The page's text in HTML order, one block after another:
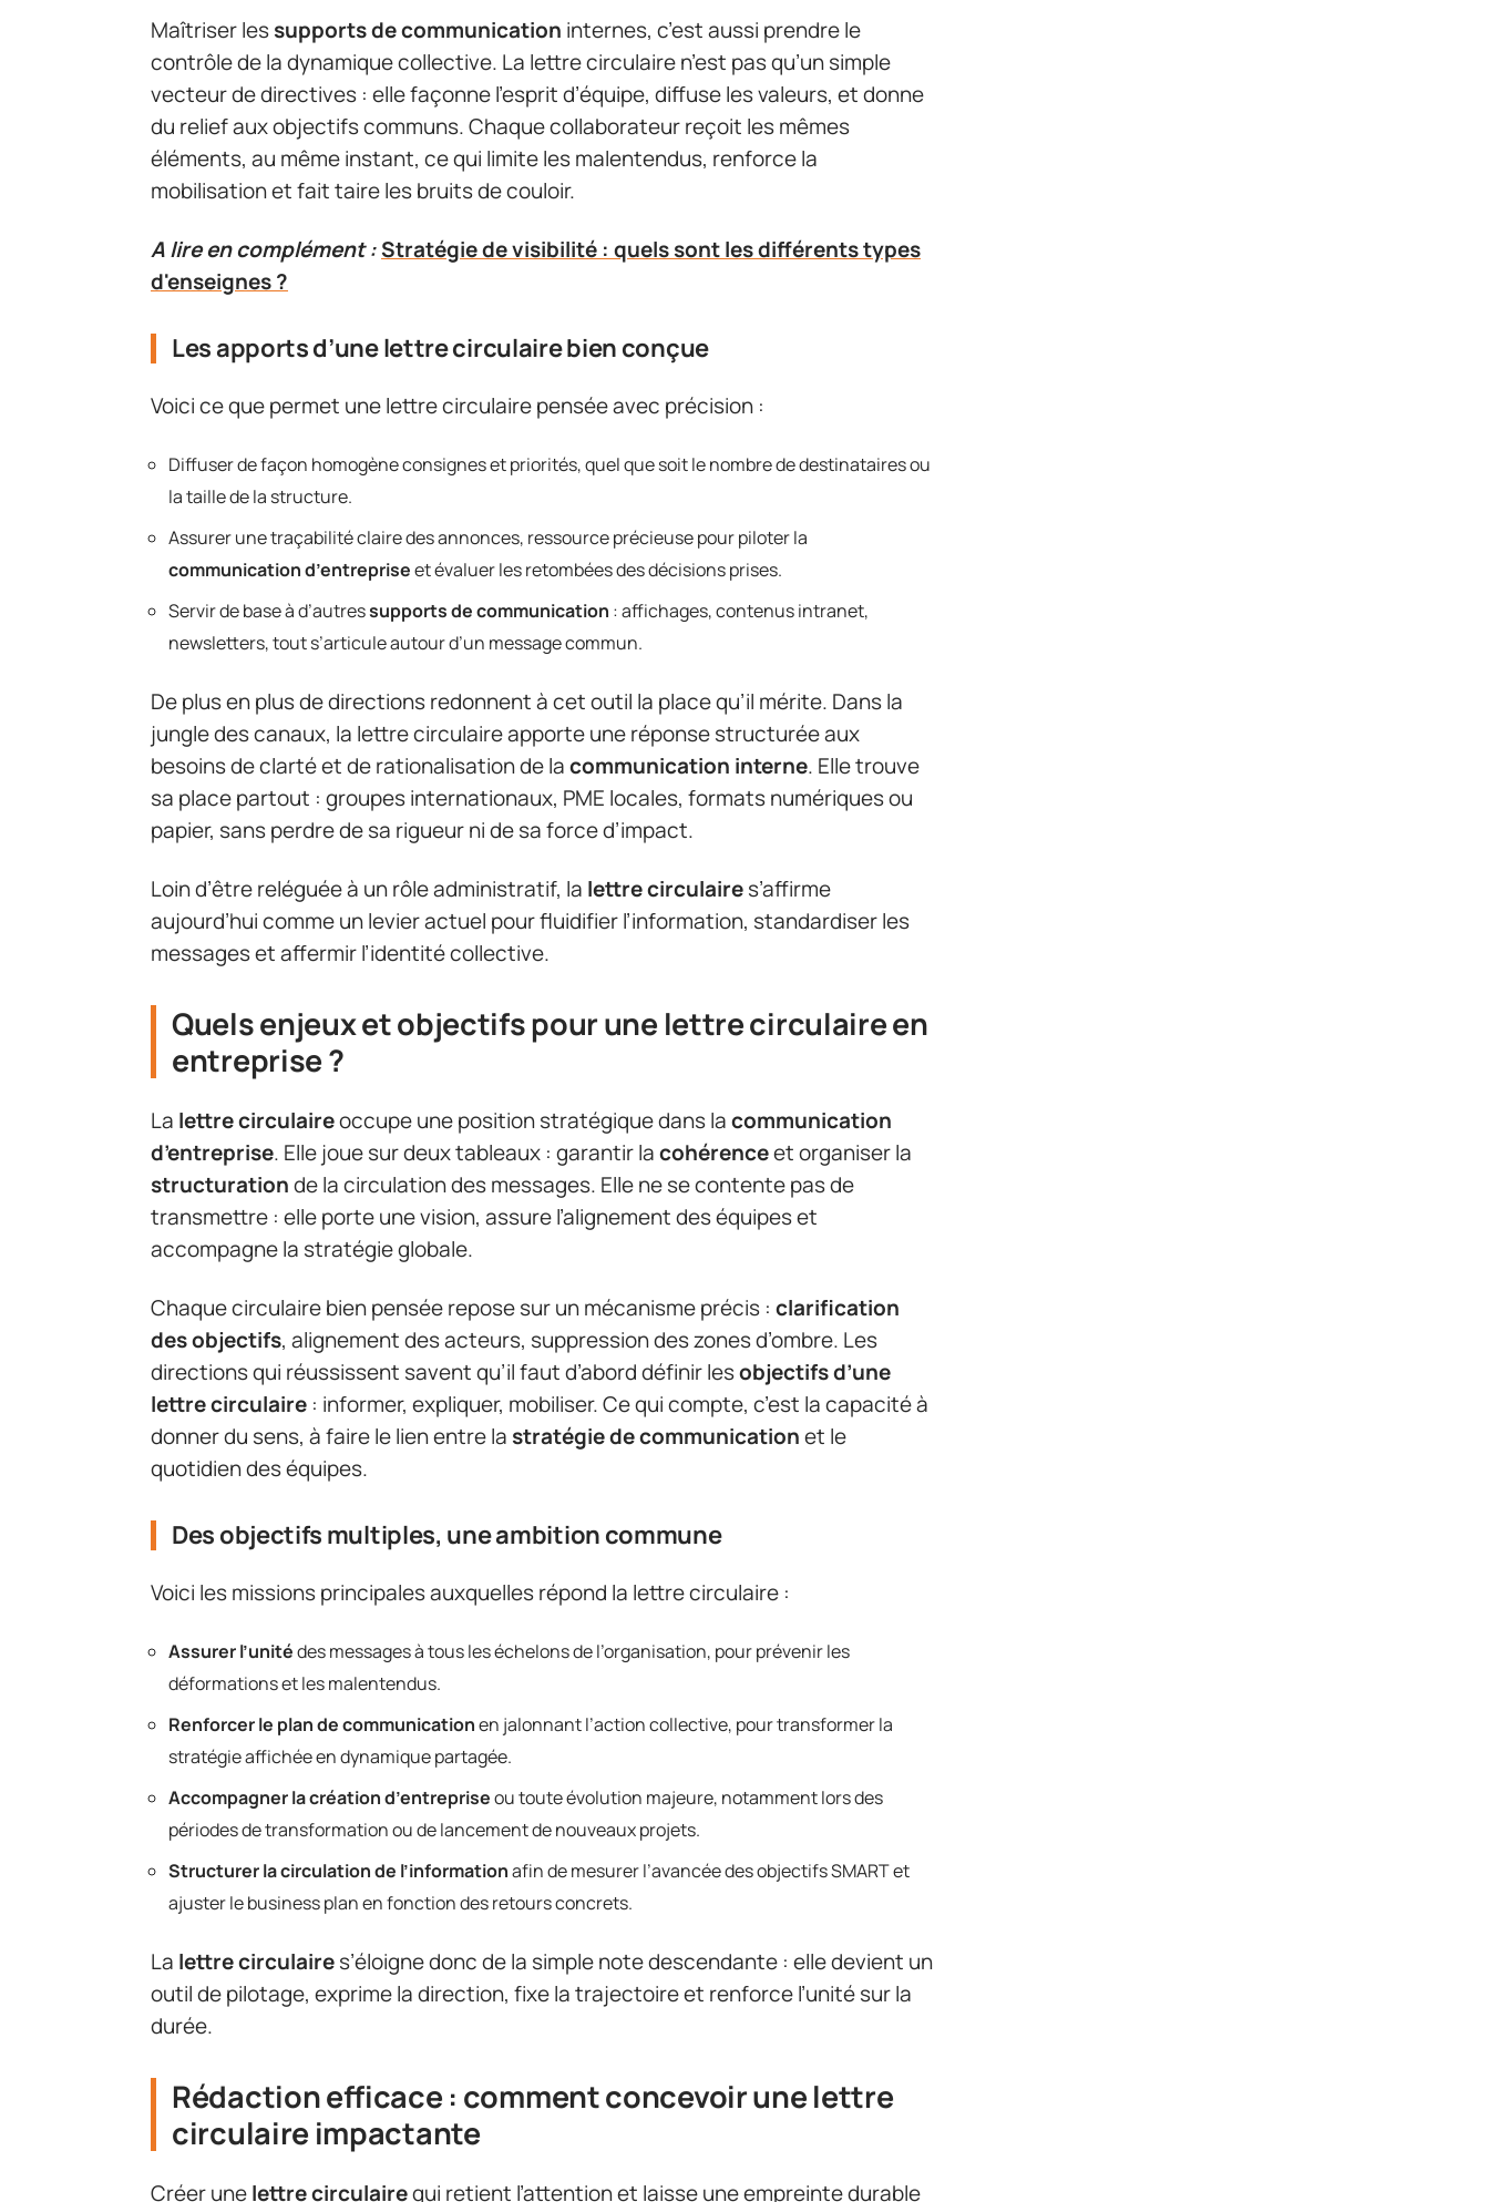
Maîtriser lessupports de communication internes, c’est aussi prendre le
contrôle de la dynamique collective. La lettre circulaire n’est pas qu’un simple
vecteur de directives : elle façonne l’esprit d’équipe, diffuse les valeurs, et donne
du relief aux objectifs communs. Chaque collaborateur reçoit les mêmes
éléments, au même instant, ce qui limite les malentendus, renforce la
mobilisation et fait taire les bruits de couloir.
A lire en complément :Stratégie de visibilité : quels sont les différents types
d'enseignes ?
Les apports d’une lettre circulaire bien conçue
Voici ce que permet une lettre circulaire pensée avec précision :
Diffuser de façon homogène consignes et priorités, quel que soit le nombre de destinataires ou
la taille de la structure.
Assurer une traçabilité claire des annonces, ressource précieuse pour piloter la
communication d’entrepriseet évaluer les retombées des décisions prises.
Servir de base à d’autressupports de communication : affichages, contenus intranet,
newsletters, tout s’articule autour d’un message commun.
De plus en plus de directions redonnent à cet outil la place qu’il mérite. Dans la
jungle des canaux, la lettre circulaire apporte une réponse structurée aux
besoins de clarté et de rationalisation de lacommunication interne. Elle trouve
sa place partout : groupes internationaux, PME locales, formats numériques ou
papier, sans perdre de sa rigueur ni de sa force d’impact.
Loin d’être reléguée à un rôle administratif, la lettre circulaires’affirme
aujourd’hui comme un levier actuel pour fluidifier l’information, standardiser les
messages et affermir l’identité collective.
Quels enjeux et objectifs pour une lettre circulaire en
entreprise ?
La lettre circulaireoccupe une position stratégique dans lacommunication
d’entreprise. Elle joue sur deux tableaux : garantir lacohérenceet organiser la
structurationde la circulation des messages. Elle ne se contente pas de
transmettre : elle porte une vision, assure l’alignement des équipes et
accompagne la stratégie globale.
Chaque circulaire bien pensée repose sur un mécanisme précis : clarification
des objectifs, alignement des acteurs, suppression des zones d’ombre. Les
directions qui réussissent savent qu’il faut d’abord définir lesobjectifs d’une
lettre circulaire : informer, expliquer, mobiliser. Ce qui compte, c’est la capacité à
donner du sens, à faire le lien entre la stratégie de communicationet le
quotidien des équipes.
Des objectifs multiples, une ambition commune
Voici les missions principales auxquelles répond la lettre circulaire :
Assurer l’unitédes messages à tous les échelons de l’organisation, pour prévenir les
déformations et les malentendus.
Renforcer le plan de communicationen jalonnant l’action collective, pour transformer la
stratégie affichée en dynamique partagée.
Accompagner la création d’entrepriseou toute évolution majeure, notamment lors des
périodes de transformation ou de lancement de nouveaux projets.
Structurer la circulation de l’informationafin de mesurer l’avancée des objectifs SMART et
ajuster le business plan en fonction des retours concrets.
La lettre circulaires’éloigne donc de la simple note descendante : elle devient un
outil de pilotage, exprime la direction, fixe la trajectoire et renforce l’unité sur la
durée.
Rédaction efficace : comment concevoir une lettre
circulaire impactante
Créer unelettre circulairequi retient l’attention et laisse une empreinte durable